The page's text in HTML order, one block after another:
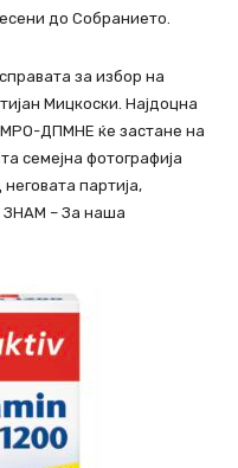
до Собранието.
за избор на
Мицкоски. Најдоцна
ДПМНЕ ќе застане на
семејна фотографија
партија,
ЗНАМ – За наша